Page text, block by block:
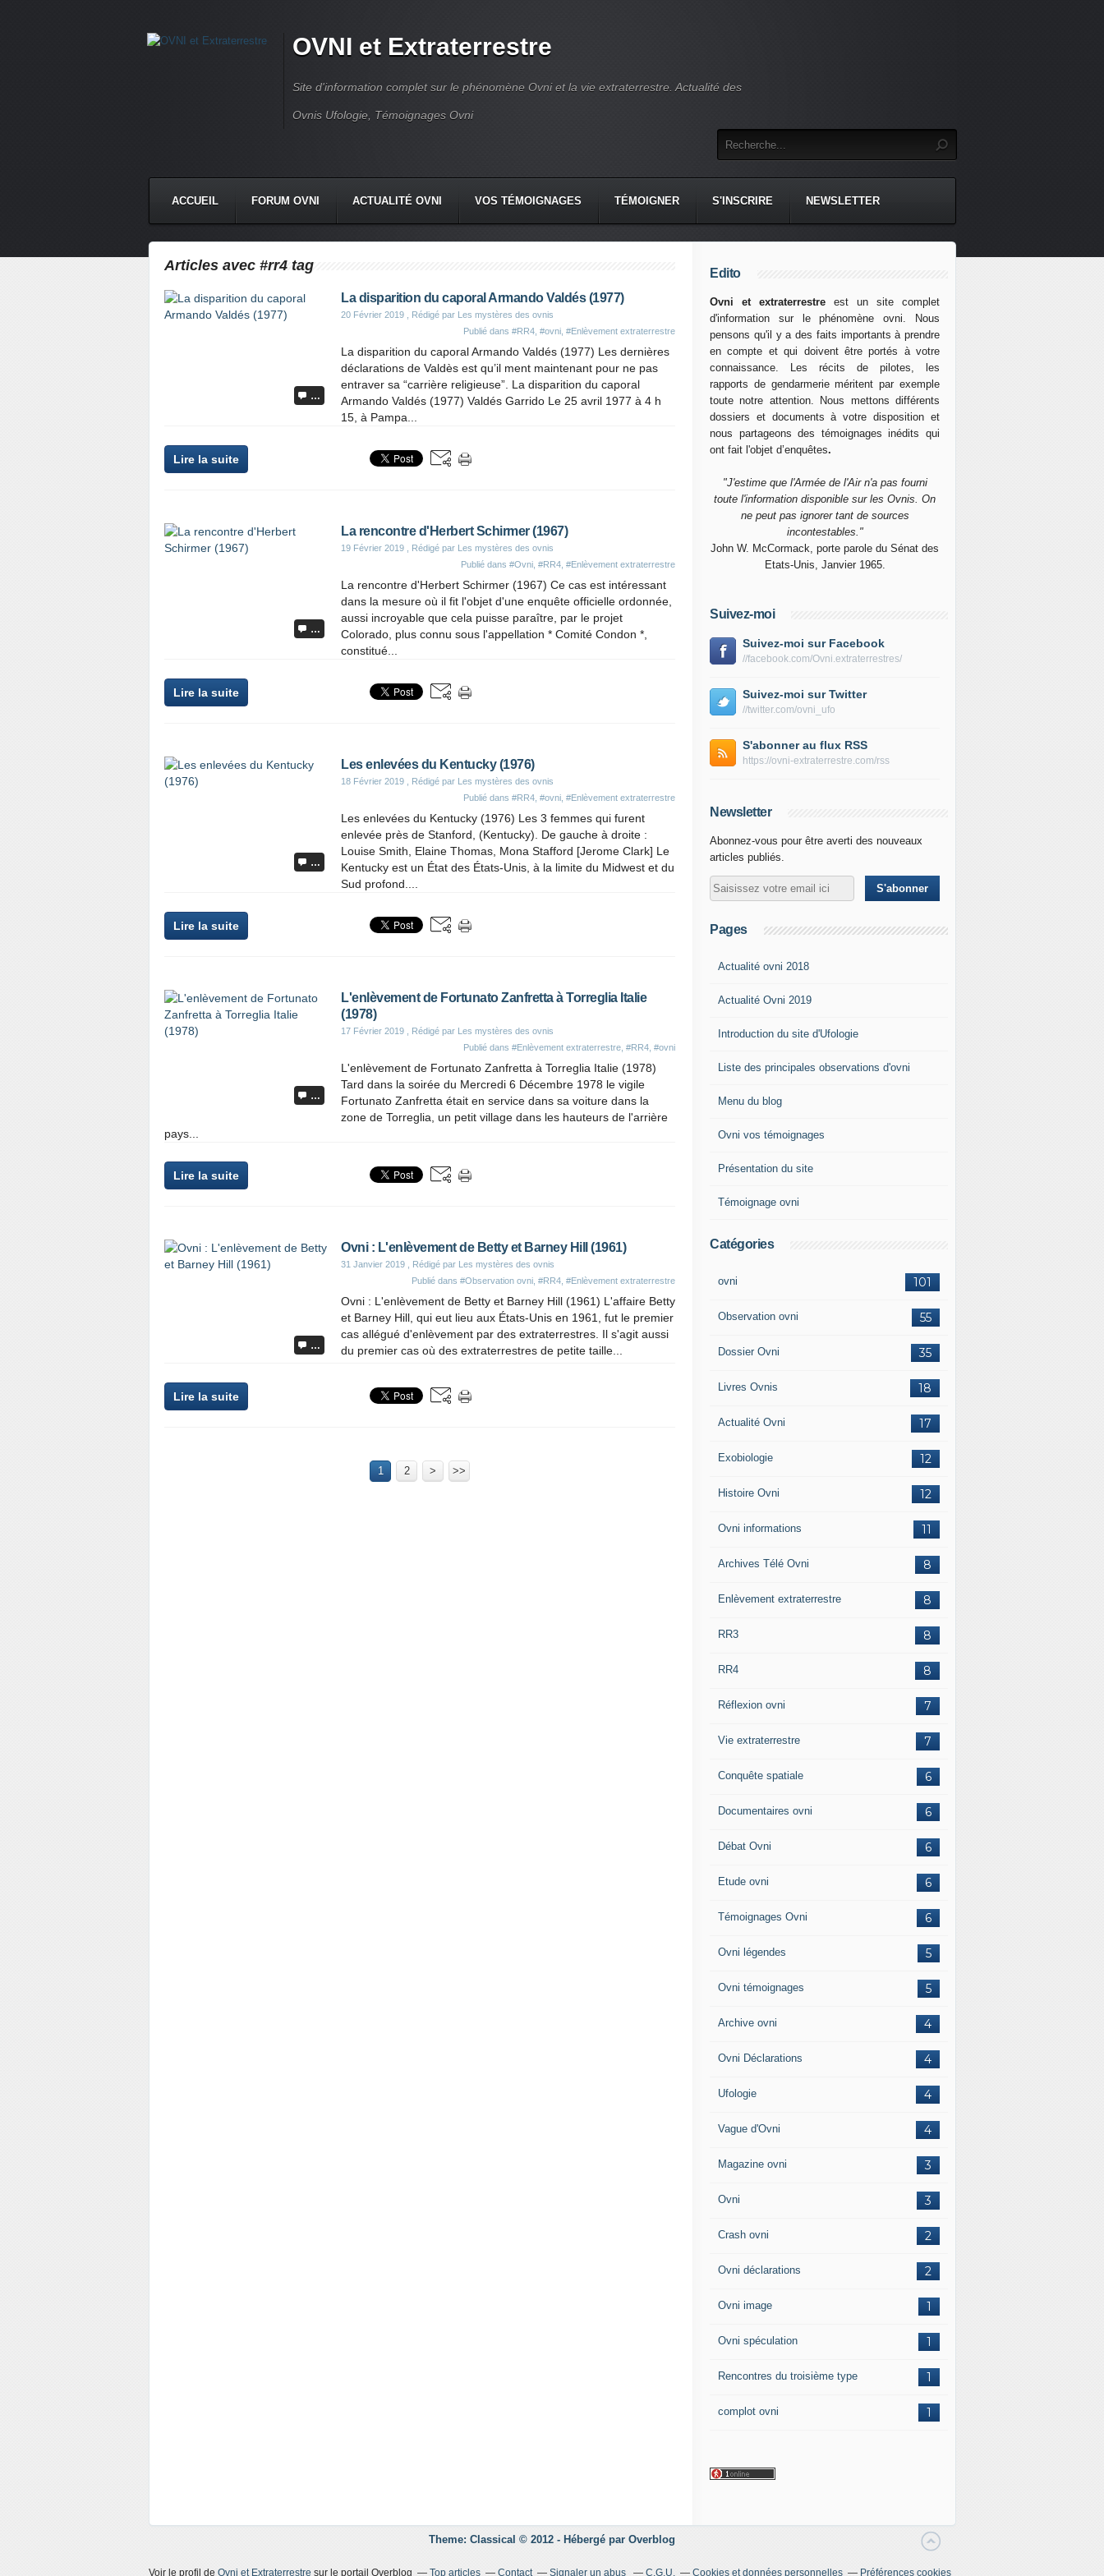
OVNI et Extraterrestre
Site d'information complet sur le phénomène Ovni et la vie extraterrestre. Actualité des
Ovnis Ufologie, Témoignages Ovni
ACCUEIL FORUM OVNI ACTUALITÉ OVNI VOS TÉMOIGNAGES TÉMOIGNER S'INSCRIRE NEWSLETTER
Articles avec #rr4 tag
…
La disparition du caporal Armando Valdés (1977)
20 Février 2019 , Rédigé par Les mystères des ovnis
Publié dans #RR4 #ovni #Enlèvement extraterrestre
La disparition du caporal Armando Valdés (1977) Les dernières
déclarations de Valdès est qu’il ment maintenant pour ne pas
entraver sa “carrière religieuse”. La disparition du caporal
Armando Valdés (1977) Valdés Garrido Le 25 avril 1977 à 4 h
15, à Pampa...
Lire la suite
…
La rencontre d'Herbert Schirmer (1967)
19 Février 2019 , Rédigé par Les mystères des ovnis
Publié dans #Ovni #RR4 #Enlèvement extraterrestre
La rencontre d'Herbert Schirmer (1967) Ce cas est intéressant
dans la mesure où il fit l'objet d'une enquête officielle ordonnée,
aussi incroyable que cela puisse paraître, par le projet
Colorado, plus connu sous l'appellation * Comité Condon *,
constitué...
Lire la suite
…
Les enlevées du Kentucky (1976)
18 Février 2019 , Rédigé par Les mystères des ovnis
Publié dans #RR4 #ovni #Enlèvement extraterrestre
Les enlevées du Kentucky (1976) Les 3 femmes qui furent
enlevée près de Stanford, (Kentucky). De gauche à droite :
Louise Smith, Elaine Thomas, Mona Stafford [Jerome Clark] Le
Kentucky est un État des États-Unis, à la limite du Midwest et du
Sud profond....
Lire la suite
…
L'enlèvement de Fortunato Zanfretta à Torreglia Italie
(1978)
17 Février 2019 , Rédigé par Les mystères des ovnis
Publié dans #Enlèvement extraterrestre #RR4 #ovni
L'enlèvement de Fortunato Zanfretta à Torreglia Italie (1978)
Tard dans la soirée du Mercredi 6 Décembre 1978 le vigile
Fortunato Zanfretta était en service dans sa voiture dans la
zone de Torreglia, un petit village dans les hauteurs de l'arrière
pays...
Lire la suite
…
Ovni : L'enlèvement de Betty et Barney Hill (1961)
31 Janvier 2019 , Rédigé par Les mystères des ovnis
Publié dans #Observation ovni #RR4 #Enlèvement extraterrestre
Ovni : L'enlèvement de Betty et Barney Hill (1961) L'affaire Betty
et Barney Hill, qui eut lieu aux États-Unis en 1961, fut le premier
cas allégué d'enlèvement par des extraterrestres. Il s'agit aussi
du premier cas où des extraterrestres de petite taille...
Lire la suite
1 2 > >>
Edito
Ovni et extraterrestre est un site complet
d'information sur le phénomène ovni. Nous
pensons qu'il y a des faits importants à prendre
en compte et qui doivent être portés à votre
connaissance. Les récits de pilotes, les
rapports de gendarmerie méritent par exemple
toute notre attention. Nous mettons différents
dossiers et documents à votre disposition et
nous partageons des témoignages inédits qui
ont fait l'objet d’enquêtes.
"J'estime que l'Armée de l'Air n'a pas fourni
toute l'information disponible sur les Ovnis. On
ne peut pas ignorer tant de sources
incontestables."
John W. McCormack, porte parole du Sénat des
Etats-Unis, Janvier 1965.
Suivez-moi
Suivez-moi sur Facebook
//facebook.com/Ovni.extraterrestres/
Suivez-moi sur Twitter
//twitter.com/ovni_ufo
S'abonner au flux RSS
https://ovni-extraterrestre.com/rss
Newsletter
Abonnez-vous pour être averti des nouveaux
articles publiés.
Pages
Actualité ovni 2018
Actualité Ovni 2019
Introduction du site d'Ufologie
Liste des principales observations d'ovni
Menu du blog
Ovni vos témoignages
Présentation du site
Témoignage ovni
Catégories
101
ovni
55
Observation ovni
35
Dossier Ovni
18
Livres Ovnis
17
Actualité Ovni
12
Exobiologie
12
Histoire Ovni
11
Ovni informations
8
Archives Télé Ovni
8
Enlèvement extraterrestre
8
RR3
8
RR4
7
Réflexion ovni
7
Vie extraterrestre
6
Conquête spatiale
6
Documentaires ovni
6
Débat Ovni
6
Etude ovni
6
Témoignages Ovni
5
Ovni légendes
5
Ovni témoignages
4
Archive ovni
4
Ovni Déclarations
4
Ufologie
4
Vague d'Ovni
3
Magazine ovni
3
Ovni
2
Crash ovni
2
Ovni déclarations
1
Ovni image
1
Ovni spéculation
1
Rencontres du troisième type
1
complot ovni
Theme: Classical © 2012 - Hébergé par Overblog
Voir le profil de Ovni et Extraterrestre sur le portail Overblog Top articles Contact Signaler un abus C.G.U. Cookies et données personnelles Préférences cookies